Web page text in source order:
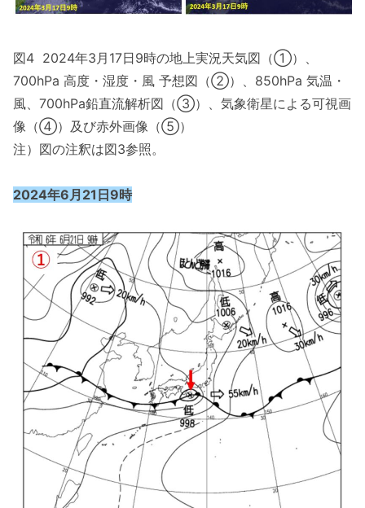
図4 2024年3月17日9時の地上実況天気図（①）、
700hPa 高度・湿度・風 予想図（②）、850hPa 気温・
風、700hPa鉛直流解析図（③）、気象衛星による可視画
像（④）及び赤外画像（⑤）
注）図の注釈は図3参照。
2024年6月21日9時